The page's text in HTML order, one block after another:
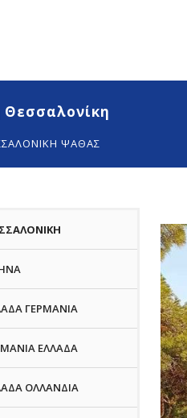
ΨΑΘΑΣ
ΓΕΡΜΑΝΙΑ
ΕΛΛΑΔΑ
ΟΛΛΑΝΔΙΑ